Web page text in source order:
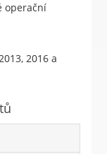
operační
2016 a